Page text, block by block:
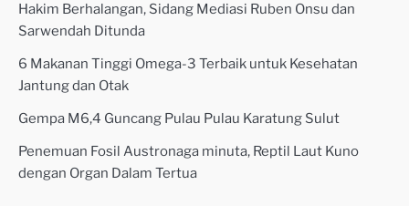
Hakim Berhalangan, Sidang Mediasi Ruben Onsu dan
Sarwendah Ditunda
6 Makanan Tinggi Omega-3 Terbaik untuk Kesehatan
Jantung dan Otak
Gempa M6,4 Guncang Pulau Pulau Karatung Sulut
Penemuan Fosil Austronaga minuta, Reptil Laut Kuno
dengan Organ Dalam Tertua